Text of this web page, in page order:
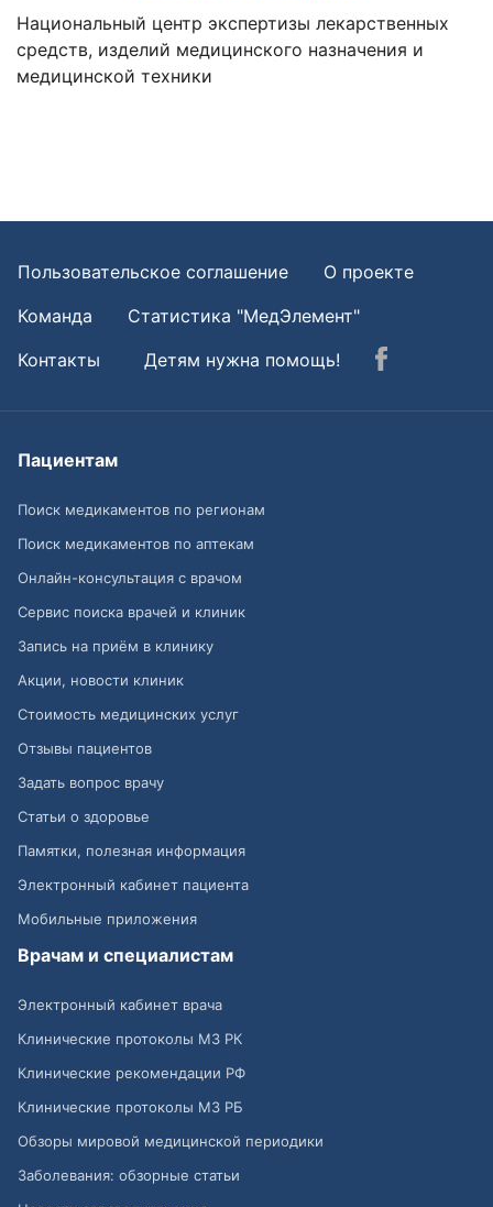
Национальный центр экспертизы лекарственных
средств, изделий медицинского назначения и
медицинской техники
Пользовательское соглашение
О проекте
Команда
Статистика "МедЭлемент"
Контакты
Детям нужна помощь!
Пациентам
Поиск медикаментов по регионам
Поиск медикаментов по аптекам
Онлайн-консультация с врачом
Сервис поиска врачей и клиник
Запись на приём в клинику
Акции, новости клиник
Стоимость медицинских услуг
Отзывы пациентов
Задать вопрос врачу
Статьи о здоровье
Памятки, полезная информация
Электронный кабинет пациента
Мобильные приложения
Врачам и специалистам
Электронный кабинет врача
Клинические протоколы МЗ РК
Клинические рекомендации РФ
Клинические протоколы МЗ РБ
Обзоры мировой медицинской периодики
Заболевания: обзорные статьи